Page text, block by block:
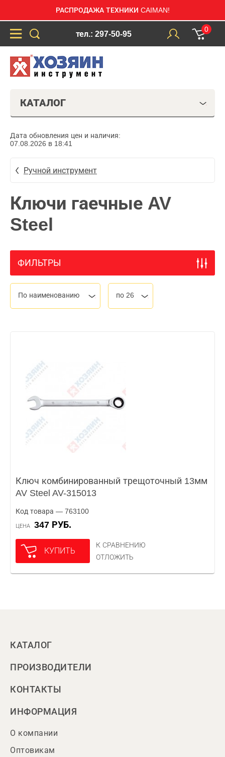
РАСПРОДАЖА ТЕХНИКИ CAIMAN!
тел.: 297-50-95
0
КАТАЛОГ
Дата обновления цен и наличия:
07.08.2026 в 18:41
Ручной инструмент
Ключи гаечные AV
Steel
ФИЛЬТРЫ
По наименованию по 26
Ключ комбинированный трещоточный 13мм
AV Steel AV-315013
Код товара — 763100
ЦЕНА 347 РУБ.
КУПИТЬ
К СРАВНЕНИЮ
ОТЛОЖИТЬ
КАТАЛОГ
ПРОИЗВОДИТЕЛИ
КОНТАКТЫ
ИНФОРМАЦИЯ
О компании
Оптовикам